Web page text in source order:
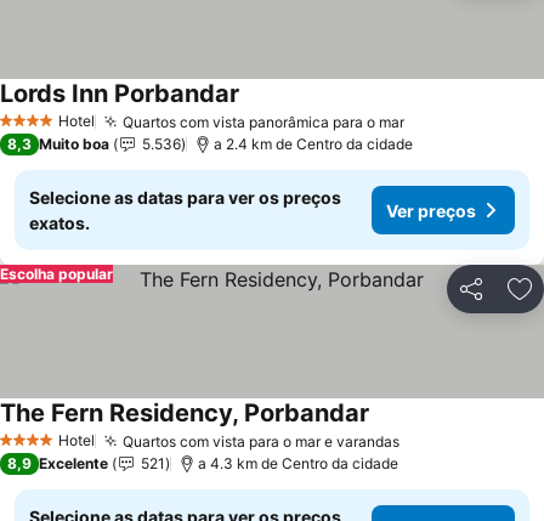
4 EstrelasHotel Quartos com vista panorâmica para o mar
Lords Inn Porbandar
8,3 Muito boa 5.536 a 2.4 km de Centro da cidade
Selecione as datas para ver os preços
exatos.
Ver preços
Partilhar
Escolha popular
4 EstrelasHotel Quartos com vista para o mar e varandas
The Fern Residency, Porbandar
8,9 Excelente 521 a 4.3 km de Centro da cidade
Selecione as datas para ver os preços